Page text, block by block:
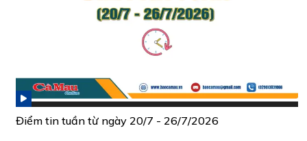
Điểm tin tuần từ ngày 20/7 - 26/7/2026